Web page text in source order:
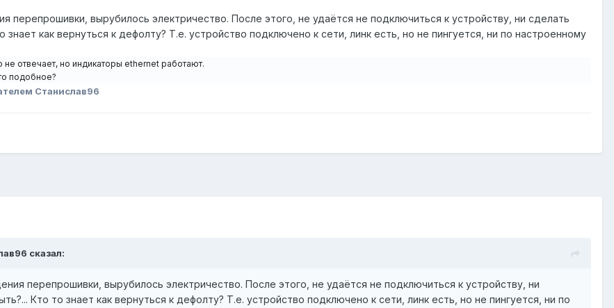
перепрошивки, вырубилось электричество. После этого, не удаётся не подключиться к устройству, ни сделать
знает как вернуться к дефолту? Т.е. устройство подключено к сети, линк есть, но не пингуется, ни по настроенному
отвечает, но индикаторы ethernet работают.
подобное?
Станислав96
сказал:
перепрошивки, вырубилось электричество. После этого, не удаётся не подключиться к устройству, ни
Кто то знает как вернуться к дефолту? Т.е. устройство подключено к сети, линк есть, но не пингуется, ни по